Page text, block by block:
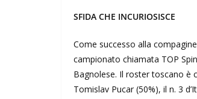
SFIDA CHE INCURIOSISCE
Come successo alla
campionato chiamata TOP
Bagnolese. Il roster toscano è
Tomislav Pucar (50%), il n. 3